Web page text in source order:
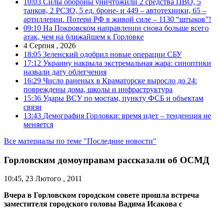
танков, 2 РСЗО, 5 ед. броне- и 449 – автотехники, 65 –
артиллерии. Потери РФ в живой силе – 1130 “штыков”!
09:10 На Покровском направлении снова больше всего
атак, чем на ближайшем к Горловке
4 Серпня , 2026
18:05 Зеленский одобрил новые операции СБУ
17:12 Украину накрыла экстремальная жара: синоптики
назвали дату облегчения
16:29 Число раненых в Краматорске выросло до 24:
повреждены дома, школы и инфраструктура
15:36 Удары ВСУ по мостам, пункту ФСБ и объектам
связи
13:43 Демография Горловки: время идет – тенденция не
меняется
Все материалы по теме "Последние новости"
Горловским домоуправам рассказали об ОСМД
10:45, 23 Лютого , 2011
Вчера в Горловском городском совете прошла встреча
заместителя городского головы Вадима Исакова с